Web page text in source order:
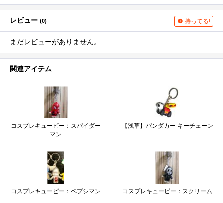
レビュー (0) 持ってる!
まだレビューがありません。
関連アイテム
コスプレキューピー：スパイダー
マン
【浅草】パンダカー キーチェーン
コスプレキューピー：ペプシマン コスプレキューピー：スクリーム